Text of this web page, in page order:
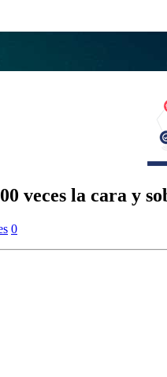
veces la cara y
0